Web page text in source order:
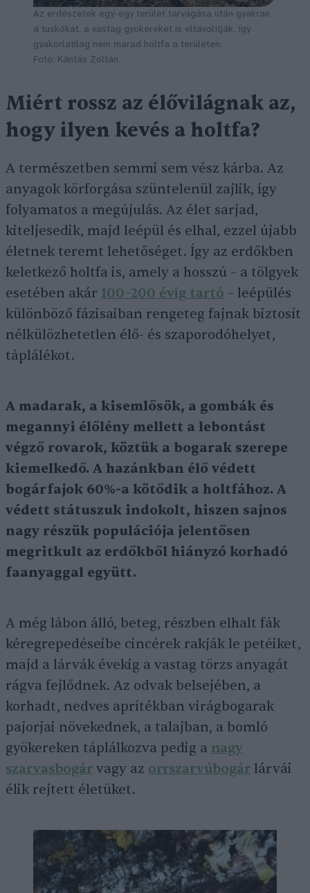
Az erdészetek egy-egy terület tarvágása után gyakran
a tuskókat, a vastag gyökereket is eltávolítják, így
gyakorlatilag nem marad holtfa a területen.
Fotó: Kántás Zoltán
Miért rossz az élővilágnak az,
hogy ilyen kevés a holtfa?
A természetben semmi sem vész kárba. Az
anyagok körforgása szüntelenül zajlik, így
folyamatos a megújulás. Az élet sarjad,
kiteljesedik, majd leépül és elhal, ezzel újabb
életnek teremt lehetőséget. Így az erdőkben
keletkező holtfa is, amely a hosszú – a tölgyek
esetében akár 100–200 évig tartó – leépülés
különböző fázisaiban rengeteg fajnak biztosít
nélkülözhetetlen élő- és szaporodóhelyet,
táplálékot.
A madarak, a kisemlősök, a gombák és
megannyi élőlény mellett a lebontást
végző rovarok, köztük a bogarak szerepe
kiemelkedő. A hazánkban élő védett
bogárfajok 60%-a kötődik a holtfához. A
védett státuszuk indokolt, hiszen sajnos
nagy részük populációja jelentősen
megritkult az erdőkből hiányzó korhadó
faanyaggal együtt.
A még lábon álló, beteg, részben elhalt fák
kéregrepedéseibe cincérek rakják le petéiket,
majd a lárvák évekig a vastag törzs anyagát
rágva fejlődnek. Az odvak belsejében, a
korhadt, nedves aprítékban virágbogarak
pajorjai növekednek, a talajban, a bomló
gyökereken táplálkozva pedig a nagy
szarvasbogár vagy az orrszarvúbogár lárvái
élik rejtett életüket.